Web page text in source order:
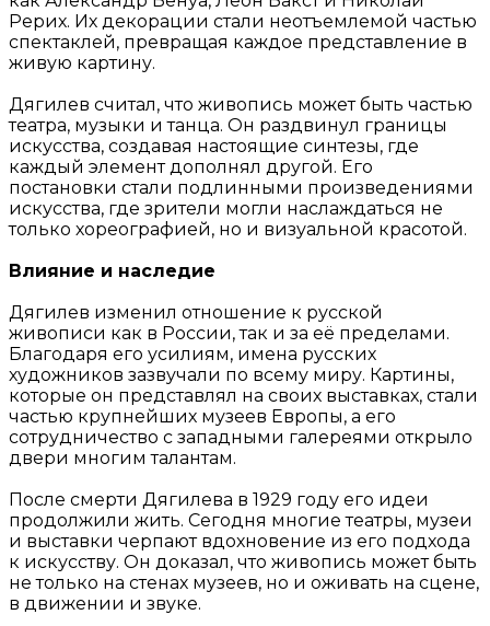
Рерих. Их декорации стали неотъемлемой частью
спектаклей, превращая каждое представление в
живую картину.
Дягилев считал, что живопись может быть частью
театра, музыки и танца. Он раздвинул границы
искусства, создавая настоящие синтезы, где
каждый элемент дополнял другой. Его
постановки стали подлинными произведениями
искусства, где зрители могли наслаждаться не
только хореографией, но и визуальной красотой.
Влияние и наследие
Дягилев изменил отношение к русской
живописи как в России, так и за её пределами.
Благодаря его усилиям, имена русских
художников зазвучали по всему миру. Картины,
которые он представлял на своих выставках, стали
частью крупнейших музеев Европы, а его
сотрудничество с западными галереями открыло
двери многим талантам.
После смерти Дягилева в 1929 году его идеи
продолжили жить. Сегодня многие театры, музеи
и выставки черпают вдохновение из его подхода
к искусству. Он доказал, что живопись может быть
не только на стенах музеев, но и оживать на сцене,
в движении и звуке.